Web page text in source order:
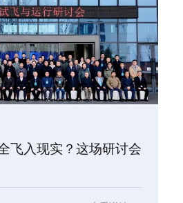
飞入现实？这场研讨会